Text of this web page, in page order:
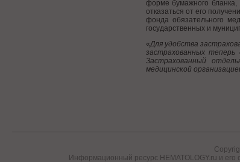
форме бумажного
отказаться от его
фонда обязательного
государственных и
«Для удобства
застрахованных
Застрахованный
медицинской
Информационный ресурс HEMATOLOGY.ru и